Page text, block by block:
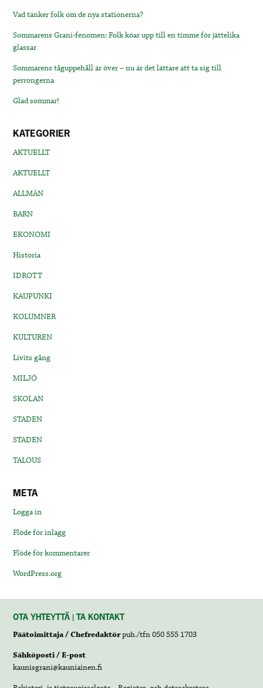
Vad tänker folk om de nya stationerna?
Sommarens Grani-fenomen: Folk köar upp till en timme för jättelika
glassar
Sommarens tåguppehåll är över – nu är det lättare att ta sig till
perrongerna
Glad sommar!
KATEGORIER
AKTUELLT
AKTUELLT
ALLMÄN
BARN
EKONOMI
Historia
IDROTT
KAUPUNKI
KOLUMNER
KULTUREN
Livits gång
MILJÖ
SKOLAN
STADEN
STADEN
TALOUS
META
Logga in
Flöde för inlägg
Flöde för kommentarer
WordPress.org
OTA YHTEYTTÄ | TA KONTAKT
Päätoimittaja / Chefredaktörpuh./tfn 050 555 1703
Sähköposti / E-post
kaunisgrani@kauniainen.fi